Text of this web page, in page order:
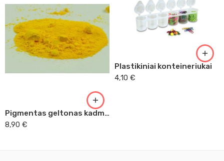
Pigmentas geltonas kadmis nr. 6 10g Kr
8,90 €
Plastikiniai konteineriukai
4,10 €